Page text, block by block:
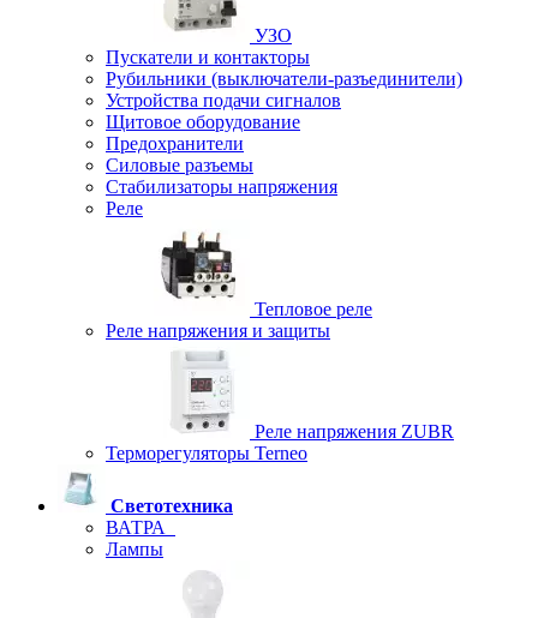
УЗО
Пускатели и контакторы
Рубильники (выключатели-разъединители)
Устройства подачи сигналов
Щитовое оборудование
Предохранители
Силовые разъемы
Стабилизаторы напряжения
Реле
Тепловое реле
Реле напряжения и защиты
Реле напряжения ZUBR
Терморегуляторы Terneo
Светотехника
ВАТРА
Лампы